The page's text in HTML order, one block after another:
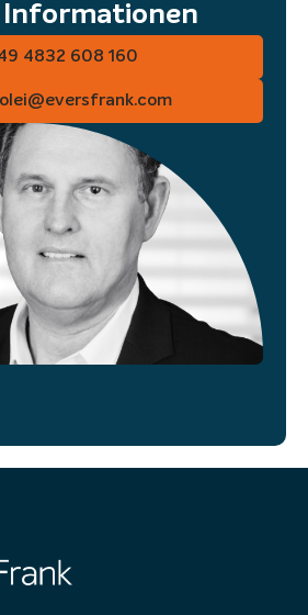
Informationen
4832 608 160